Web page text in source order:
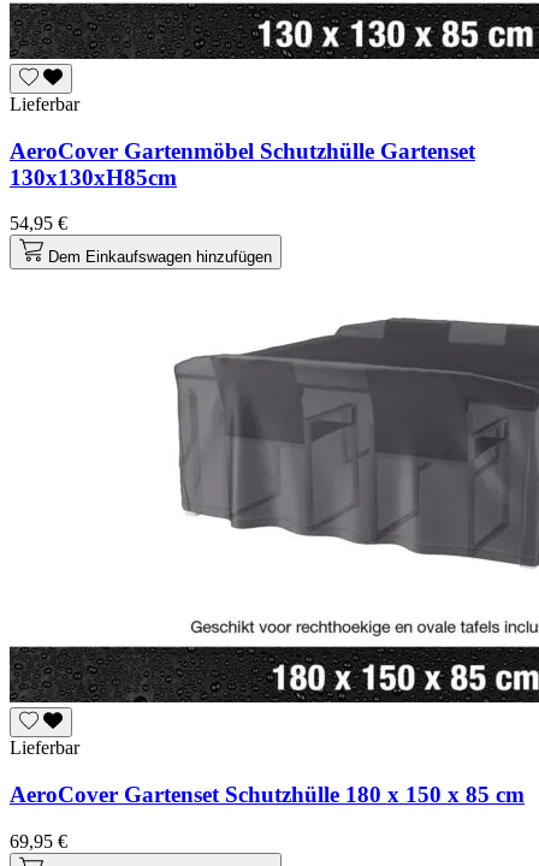
Lieferbar
AeroCover Gartenmöbel Schutzhülle Gartenset
130x130xH85cm
54,95 €
Dem Einkaufswagen hinzufügen
Lieferbar
AeroCover Gartenset Schutzhülle 180 x 150 x 85 cm
69,95 €